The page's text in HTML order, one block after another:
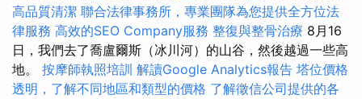
高品質清潔 聯合法律事務所，專業團隊為您提供全方位法
律服務 高效的SEO Company服務 整復與整骨治療 8月16
日，我們去了喬盧爾斯（冰川河）的山谷，然後越過一些高
地。 按摩師執照培訓 解讀Google Analytics報告 塔位價格
透明，了解不同地區和類型的價格 了解徵信公司提供的各